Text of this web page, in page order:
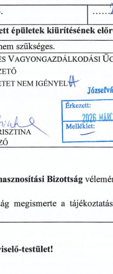
.......
épületek kiürítésének
szükséges.
Vagyongazdálkodási Ü
NEM IGÉNYEL^
Érkezett:
•7n9R MÁRf
Melléklet:
Bizottság
megismerte a
testület!